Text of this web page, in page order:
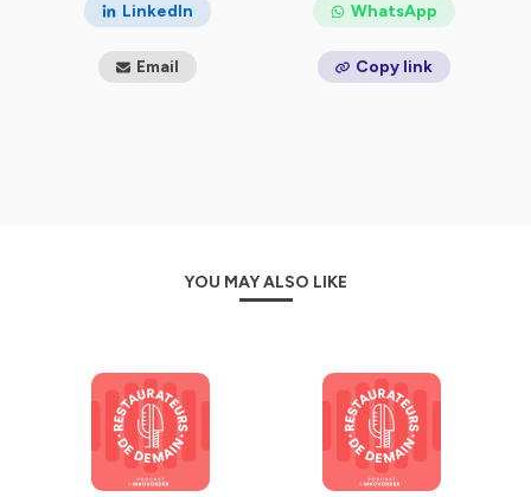
ausha.co/politique-de-
confidentialitepour plus d'informations.
LinkedIn WhatsApp
Email Copy link
YOU MAY ALSO LIKE